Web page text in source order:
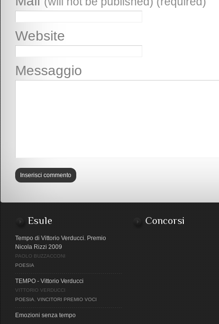
Website
Messaggio
Esule
Tempo di Vittorio Verducci. Premio
Nicola Rizzi 2009
PAOLO BUZZACCONI
POESIA
TEMPO - Vittorio Verducci
VITTORIO VERDUCCI
POESIA
VINCITORI PREMIO VOCI
Emozioni senza tempo
Concorsi